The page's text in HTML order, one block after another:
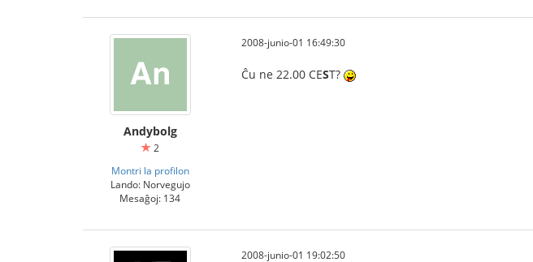
Andybolg
2
Montri la profilon
Lando: Norvegujo
Mesaĝoj: 134
2008-junio-01 16:49:30
Ĉu ne 22.00 CEST?
2008-junio-01 19:02:50